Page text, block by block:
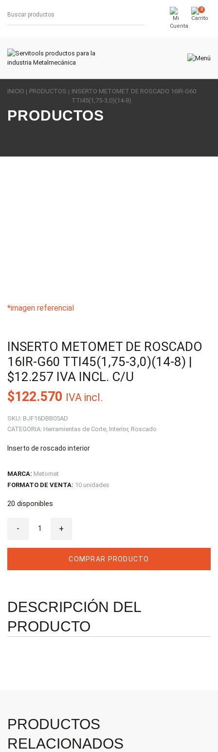
0
INICIO PRODUCTOS
INSERTO METOMET DE ROSCADO 16IR-G60
TTI45(1,75-3,0)(14-8)
PRODUCTOS
*imagen referencial
INSERTO METOMET DE ROSCADO
16IR-G60 TTI45(1,75-3,0)(14-8) |
$12.257 IVA INCL. C/U
$122.570 IVA incl.
SKU: BJF16DBB05AD
CATEGORIA: Herramientas de Corte, Interior, Roscado
Inserto de roscado interior
MARCA: Metomet
FORMATO DE VENTA: 10 unidades
20 disponibles
-
Metomet+
COMPRAR PRODUCTO
DESCRIPCIÓN DEL
PRODUCTO
PRODUCTOS
RELACIONADOS